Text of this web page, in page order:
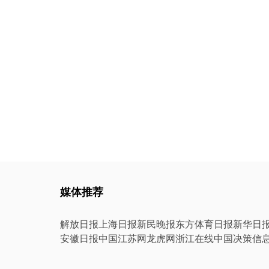
媒体推荐
解放日报上海日报新民晚报东方体育日报新华日
安徽日报中国江苏网龙虎网浙江在线中国决策信